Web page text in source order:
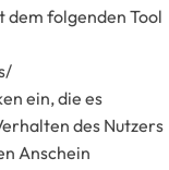
folgenden Tool
ein, die es
des Nutzers
Anschein